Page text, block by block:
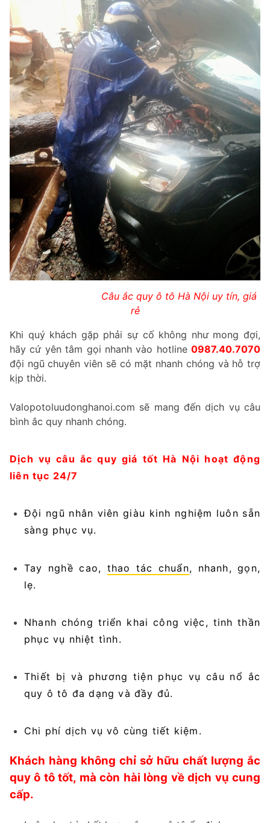
Câu ắc quy ô tô Hà Nội uy tín, giá
rẻ
Khi quý khách gặp phải sự cố không như mong đợi,
hãy cứ yên tâm gọi nhanh vào hotline 0987.40.7070
đội ngũ chuyên viên sẽ có mặt nhanh chóng và hỗ trợ
kịp thời.
Valopotoluudonghanoi.com sẽ mang đến dịch vụ câu
bình ắc quy nhanh chóng.
Dịch vụ câu ắc quy giá tốt Hà Nội hoạt động
liên tục 24/7
Đội ngũ nhân viên giàu kinh nghiệm luôn sẵn
sàng phục vụ.
Tay nghề cao, thao tác chuẩn, nhanh, gọn,
lẹ.
Nhanh chóng triển khai công việc, tinh thần
phục vụ nhiệt tình.
Thiết bị và phương tiện phục vụ câu nổ ắc
quy ô tô đa dạng và đầy đủ.
Chi phí dịch vụ vô cùng tiết kiệm.
Khách hàng không chỉ sở hữu chất lượng ắc
quy ô tô tốt, mà còn hài lòng về dịch vụ cung
cấp.